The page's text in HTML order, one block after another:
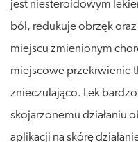
jest niesteroidowym
ból, redukuje obrzęk
miejscu zmienionym
miejscowe przekrwienie
znieczulająco. Lek
skojarzonemu działaniu
aplikacji na skórę